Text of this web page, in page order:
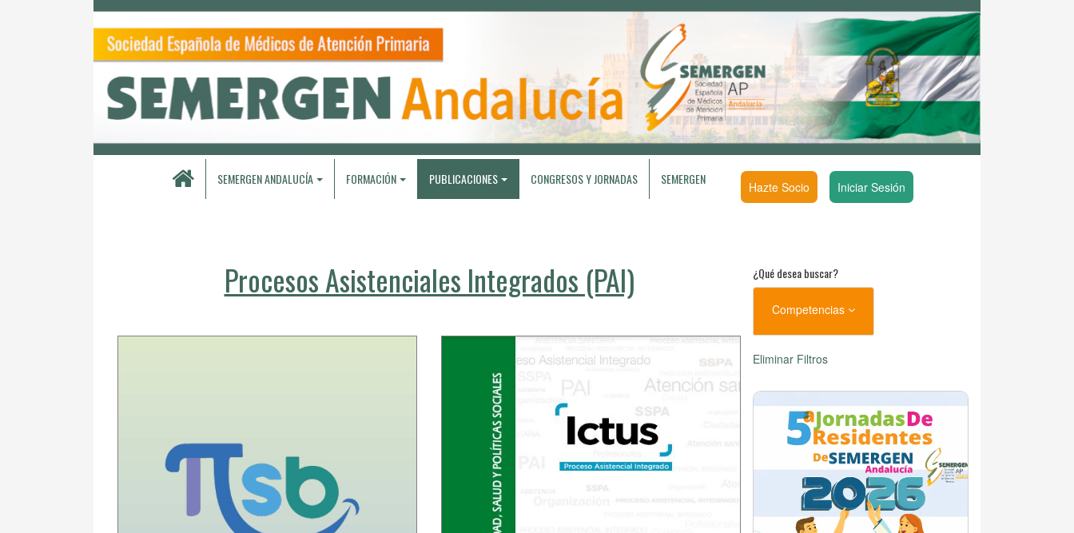
SEMERGEN ANDALUCÍA FORMACIÓN PUBLICACIONES CONGRESOS Y JORNADAS SEMERGEN Hazte Socio Iniciar Sesión
Procesos Asistenciales Integrados (PAI) ¿Qué desea buscar?
Competencias
Eliminar Filtros